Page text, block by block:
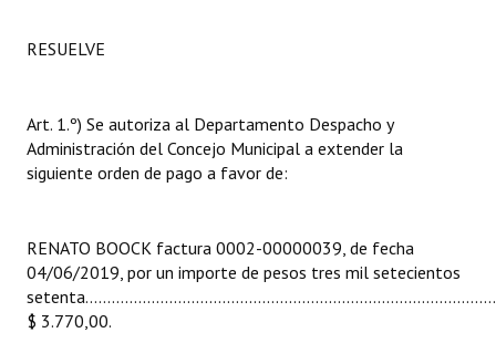
Resoluciones de Presidencia
Antiguos Pobladores
Noticias Destacadas
Datos Históricos
Premio al Mérito - Registro
RESUELVE
Art. 1.º) Se autoriza al Departamento Despacho y
Administración del Concejo Municipal a extender la
siguiente orden de pago a favor de:
RENATO BOOCK factura 0002-00000039, de fecha
04/06/2019, por un importe de pesos tres mil setecientos
$ 3.770,00.